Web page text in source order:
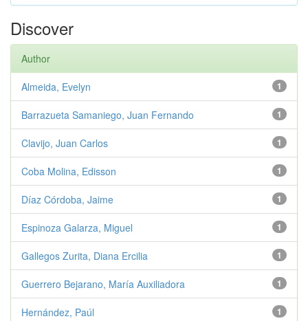
Discover
Author
1
Almeida, Evelyn
1
Barrazueta Samaniego, Juan Fernando
1
Clavijo, Juan Carlos
1
Coba Molina, Edisson
1
Díaz Córdoba, Jaime
1
Espinoza Galarza, Miguel
1
Gallegos Zurita, Diana Ercilia
1
Guerrero Bejarano, María Auxiliadora
1
Hernández, Paúl